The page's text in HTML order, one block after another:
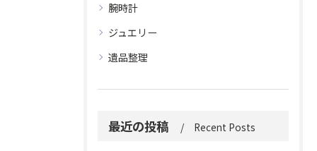
腕時計
ジュエリー
遺品整理
最近の投稿 Recent Posts